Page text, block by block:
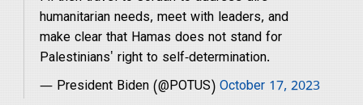
Contact
humanitarian needs, meet with leaders, and
make clear that Hamas does not stand for
Palestinians' right to self-determination.
— President Biden (@POTUS)October 17, 2023